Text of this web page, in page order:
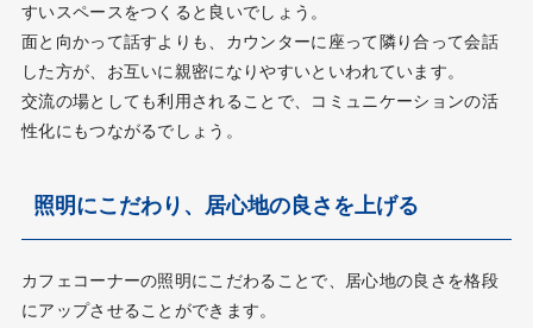
すいスペースをつくると良いでしょう。
面と向かって話すよりも、カウンターに座って隣り合って会話
した方が、お互いに親密になりやすいといわれています。
交流の場としても利用されることで、コミュニケーションの活
性化にもつながるでしょう。
照明にこだわり、居心地の良さを上げる
カフェコーナーの照明にこだわることで、居心地の良さを格段
にアップさせることができます。